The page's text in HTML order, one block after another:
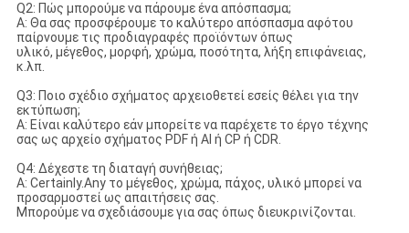
Q2: Πώς μπορούμε να πάρουμε ένα απόσπασμα;
Α: Θα σας προσφέρουμε το καλύτερο απόσπασμα αφότου
παίρνουμε τις προδιαγραφές προϊόντων όπως
υλικό, μέγεθος, μορφή, χρώμα, ποσότητα, λήξη επιφάνειας,
κ.λπ.
Q3: Ποιο σχέδιο σχήματος αρχειοθετεί εσείς θέλει για την
εκτύπωση;
Α: Είναι καλύτερο εάν μπορείτε να παρέχετε το έργο τέχνης
σας ως αρχείο σχήματος PDF ή AI ή CP ή CDR.
Q4: Δέχεστε τη διαταγή συνήθειας;
Α: Certainly.Any το μέγεθος, χρώμα, πάχος, υλικό μπορεί να
προσαρμοστεί ως απαιτήσεις σας.
Μπορούμε να σχεδιάσουμε για σας όπως διευκρινίζονται.